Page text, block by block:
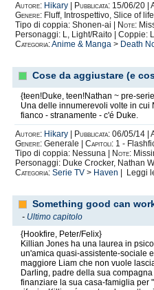
Autore: Hikary Pubblicata: 15/06/20 |
Genere: Fluff, Introspettivo, Slice of life
Tipo di coppia: Shonen-ai |
Note:
Personaggi: L, Light/Raito | Coppie:
Categoria:Anime & Manga > Death
Cose da aggiustare (e
{teen!Duke, teen!Nathan ~ pre-
Una delle innumerevoli volte in cui
fianco - stranamente - c'é Duke.
Autore: Hikary Pubblicata: 06/05/14 |
Genere: Generale | Capitoli: 1 -
Tipo di coppia: Nessuna |
Note:
Personaggi: Duke Crocker, Nathan
Categoria: Serie TV > Haven | Leggi
Something good can
- Ultimo capitolo
{Hookfire, Peter/Felix}
Killian Jones ha una laurea in
un'amica quasi-assistente-sociale
maggiore Liam che non vuole
Darling, padre della sua
finanziare la sua casa-famiglia per